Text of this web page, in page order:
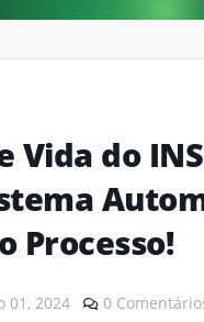
Vida do
Processo!
01, 2024 0